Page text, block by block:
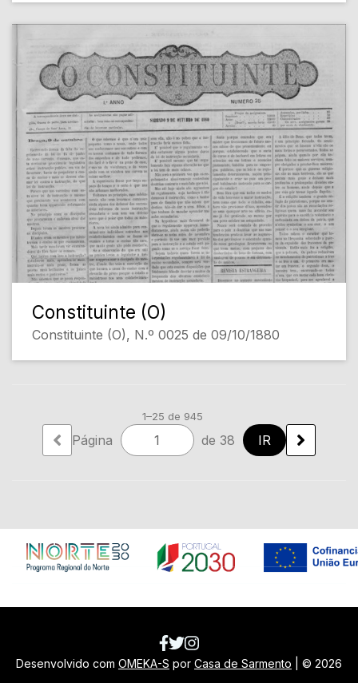
Constituinte (O)
Constituinte (O), N.º 0025 de 09/10/1880
1–25 de 945
Página de 38
Desenvolvido com OMEKA-S por Casa de Sarmento | © 2026